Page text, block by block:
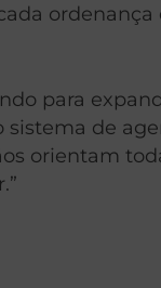
para
de
orientam